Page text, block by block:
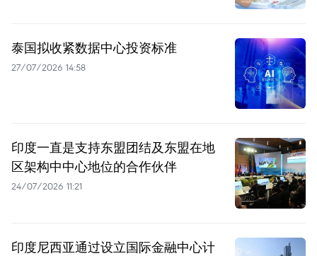
泰国拟收紧数据中心投资标准
27/07/2026 14:58
印度一直是支持东盟团结及东盟在地
区架构中中心地位的合作伙伴
24/07/2026 11:21
印度尼西亚通过设立国际金融中心计